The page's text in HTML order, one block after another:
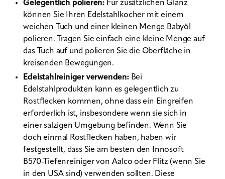
Gelegentlich polieren: Für zusätzlichen Glanz
können Sie Ihren Edelstahlkocher mit einem
weichen Tuch und einer kleinen Menge Babyöl
polieren. Tragen Sie einfach eine kleine Menge auf
das Tuch auf und polieren Sie die Oberfläche in
kreisenden Bewegungen.
Edelstahlreiniger verwenden:Bei
Edelstahlprodukten kann es gelegentlich zu
Rostflecken kommen, ohne dass ein Eingreifen
erforderlich ist, insbesondere wenn sie sich in
einer salzigen Umgebung befinden. Wenn Sie
doch einmal Rostflecken haben, haben wir
festgestellt, dass Sie am besten den Innosoft
B570-Tiefenreiniger von Aalco oder Flitz (wenn Sie
in den USA sind) verwenden sollten. Diese